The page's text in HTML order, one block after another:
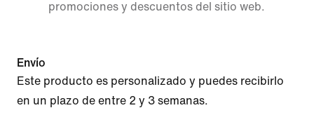
promociones y descuentos del sitio web.
Envío
Este producto es personalizado y puedes recibirlo
en un plazo de entre 2 y 3 semanas.